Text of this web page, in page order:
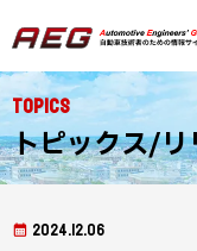
Topics
トピックス/リ
2024.12.06